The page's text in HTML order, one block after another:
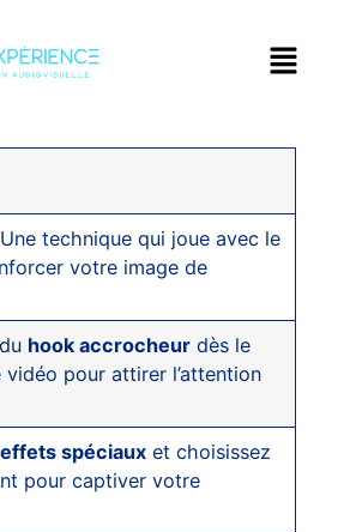
technique qui joue avec le
votre image de
hook accrocheur dès le
pour attirer l’attention
effets spéciaux et choisissez
pour captiver votre